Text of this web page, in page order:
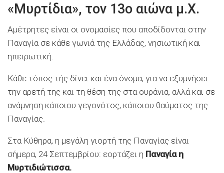
«Μυρτίδια», τον 13ο αιώνα μ.Χ.
Αμέτρητες είναι οι ονομασίες που αποδίδονται στην
Παναγία σε κάθε γωνιά της Ελλάδας, νησιωτική και
ηπειρωτική.
Κάθε τόπος τής δίνει και ένα όνομα, για να εξυμνήσει
την αρετή της και τη θέση της στα ουράνια, αλλά και σε
ανάμνηση κάποιου γεγονότος, κάποιου θαύματος της
Παναγίας.
Στα Κύθηρα, η μεγάλη γιορτή της Παναγίας είναι
σήμερα, 24 Σεπτεμβρίου: εορτάζει η Παναγία η
Μυρτιδιώτισσα.